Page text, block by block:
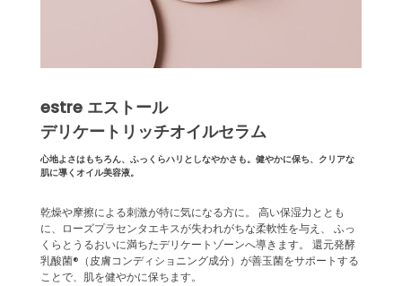
estre エストール
デリケートリッチオイルセラム
心地よさはもちろん、ふっくらハリとしなやかさも。健やかに保ち、クリアな
肌に導くオイル美容液。
乾燥や摩擦による刺激が特に気になる方に。
高い保湿力ととも
に、ローズプラセンタエキスが失われがちな柔軟性を与え、
ふっ
くらとうるおいに満ちたデリケートゾーンへ導きます。
還元発酵
乳酸菌®（皮膚コンディショニング成分）が善玉菌をサポートする
ことで、肌を健やかに保ちます。